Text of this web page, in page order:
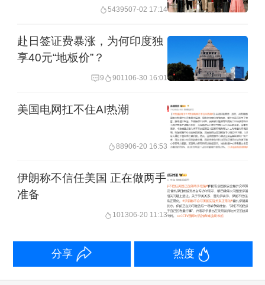
5439507-02 17:14
赴日签证费暴涨，为何印度独
享40元“地板价”？
9 901106-30 16:01
美国电网扛不住AI热潮
88906-20 16:53
伊朗称不信任美国 正在做两手
准备
101306-20 11:13
分享 热度